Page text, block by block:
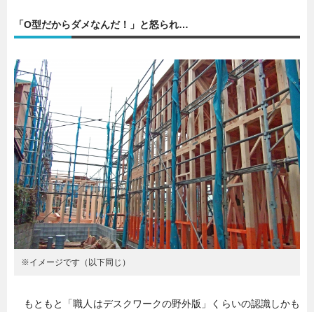
「O型だからダメなんだ！」と怒られ…
※イメージです（以下同じ）
もともと「職人はデスクワークの野外版」くらいの認識しかも